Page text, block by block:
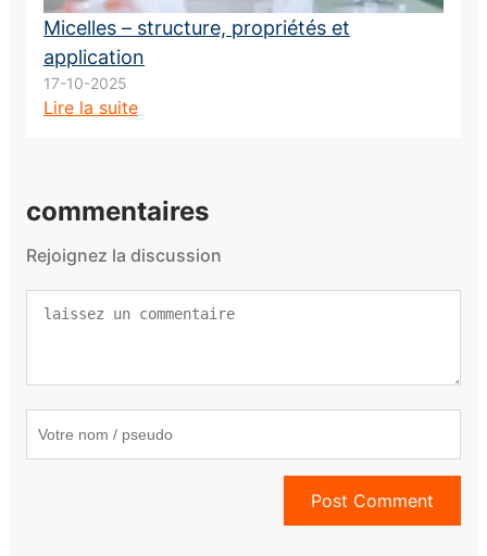
Micelles – structure, propriétés et
application
17-10-2025
Lire la suite
commentaires
Rejoignez la discussion
Post Comment